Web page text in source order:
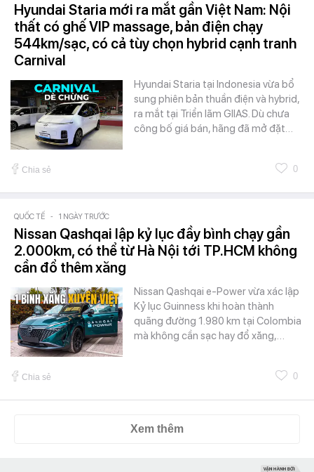
Hyundai Staria mới ra mắt gần Việt Nam: Nội
thất có ghế VIP massage, bản điện chạy
544km/sạc, có cả tùy chọn hybrid cạnh tranh
Carnival
Hyundai Staria tại Indonesia vừa bổ
sung phiên bản thuần điện và hybrid,
ra mắt tại Triển lãm GIIAS. Dù chưa
công bố giá bán, hãng đã mở đặt…
Chia sẻ 0
QUỐC TẾ - 1 NGÀY TRƯỚC
Nissan Qashqai lập kỷ lục đầy bình chạy gần
2.000km, có thể từ Hà Nội tới TP.HCM không
cần đổ thêm xăng
Nissan Qashqai e-Power vừa xác lập
Kỷ lục Guinness khi hoàn thành
quãng đường 1.980 km tại Colombia
mà không cần sạc hay đổ xăng,…
Chia sẻ 0
Xem thêm